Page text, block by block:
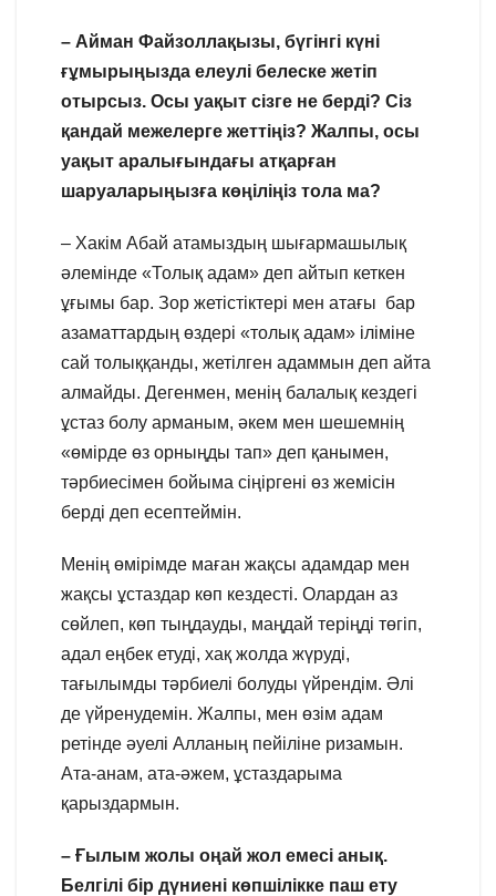
– Айман Файзоллақызы, бүгінгі күні
ғұмырыңызда елеулі белеске жетіп
отырсыз. Осы уақыт сізге не берді? Сіз
қандай межелерге жеттіңіз? Жалпы, осы
уақыт аралығындағы атқарған
шаруаларыңызға көңіліңіз тола ма?
– Хакім Абай атамыздың шығармашылық
әлемінде «Толық адам» деп айтып кеткен
ұғымы бар. Зор жетістіктері мен атағы бар
азаматтардың өздері «толық адам» іліміне
сай толыққанды, жетілген адаммын деп айта
алмайды. Дегенмен, менің балалық кездегі
ұстаз болу арманым, әкем мен шешемнің
«өмірде өз орныңды тап» деп қанымен,
тәрбиесімен бойыма сіңіргені өз жемісін
берді деп есептеймін.
Менің өмірімде маған жақсы адамдар мен
жақсы ұстаздар көп кездесті. Олардан аз
сөйлеп, көп тыңдауды, маңдай теріңді төгіп,
адал еңбек етуді, хақ жолда жүруді,
тағылымды тәрбиелі болуды үйрендім. Әлі
де үйренудемін. Жалпы, мен өзім адам
ретінде әуелі Алланың пейіліне ризамын.
Ата-анам, ата-әжем, ұстаздарыма
қарыздармын.
– Ғылым жолы оңай жол емесі анық.
Белгілі бір дүниені көпшілікке паш ету